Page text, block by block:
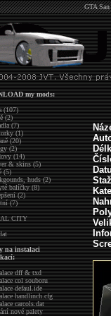
GTA San
my mods:
(107)
(2)
(7)
(1)
(20)
(2)
(14)
& skins (5)
(5)
huds (2)
balíčky (8)
(2)
(7)
CITY
na instalaci
dff & txd
col souboru
defaul.ide
handlinch.cfg
carcols.dat
nové palety